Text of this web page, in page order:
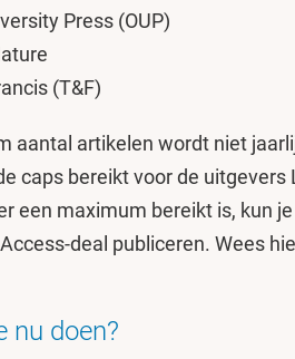
Press (OUP)
(T&F)
aantal artikelen wordt niet
caps bereikt voor de uitgevers
een maximum bereikt is, kun
deal publiceren. Wees
nu doen?